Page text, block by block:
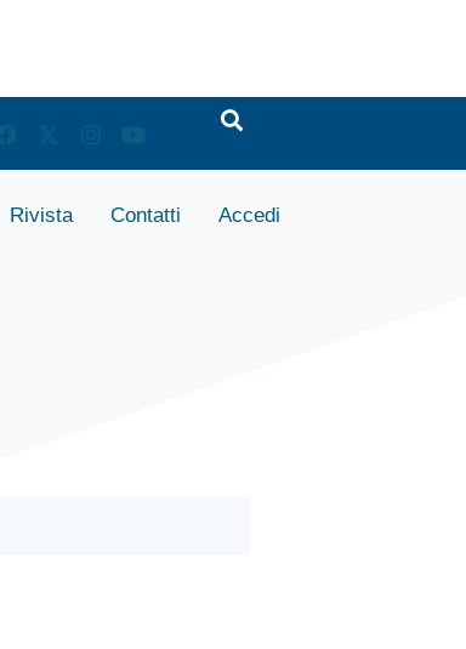
Rivista Contatti Accedi